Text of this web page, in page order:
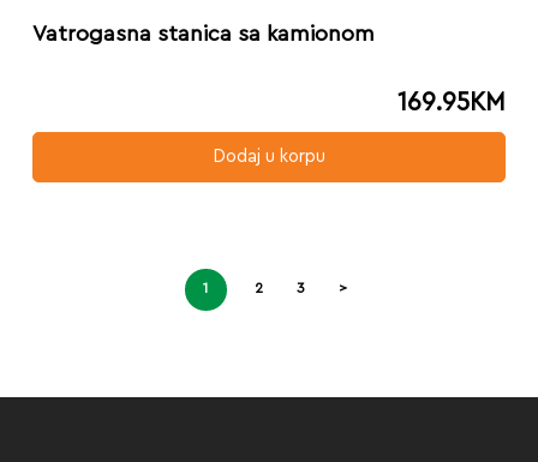
Vatrogasna stanica sa kamionom
169.95KM
Dodaj u korpu
1 2 3 >